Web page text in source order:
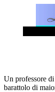
Un professore
barattolo di